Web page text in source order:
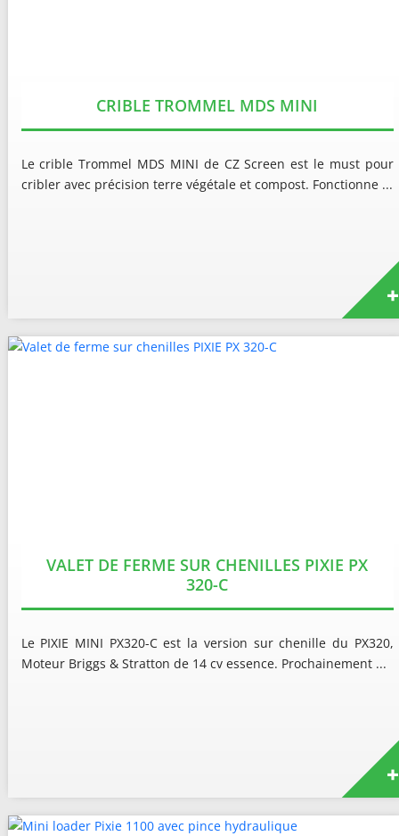
CRIBLE TROMMEL MDS MINI
Le crible Trommel MDS MINI de CZ Screen est le must pour
cribler avec précision terre végétale et compost. Fonctionne ...
VALET DE FERME SUR CHENILLES PIXIE PX
320-C
Le PIXIE MINI PX320-C est la version sur chenille du PX320,
Moteur Briggs & Stratton de 14 cv essence. Prochainement ...